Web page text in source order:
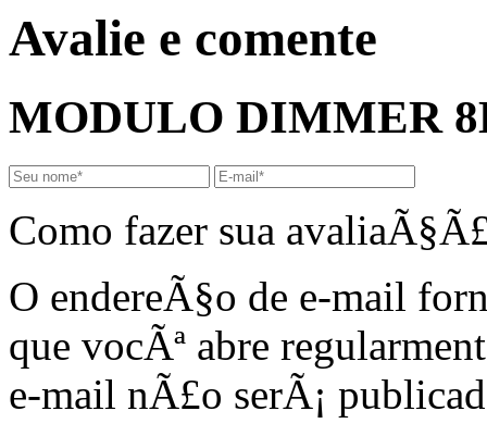
Avalie e comente
MODULO DIMMER
Como fazer sua
O endereÃ§o de e-mail
que vocÃª abre
e-mail nÃ£o serÃ¡